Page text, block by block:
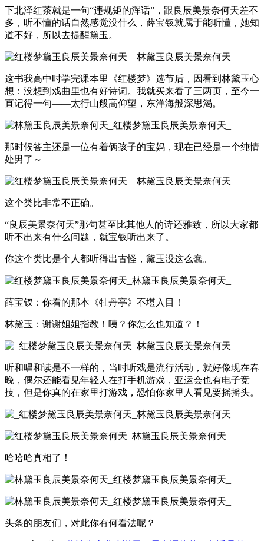
下北泽红茶就是一句“违规矩的浑话”，跟良辰美景奈何天差不
多，听不懂的话自然感觉没什么，薛宝钗就属于能听懂，她知
道不好，所以去提醒黛玉。
这书我高中时学完课本里《红楼梦》选节后，因看到林黛玉心
想：没想到戏曲里也有好诗词。我就买来看了三两页，至今一
直记得一句——太行山般高仰望，东洋海般深思渴。
那时候答主还是一位有着俩孩子的宝妈，现在已经是一个纯情
处男了～
这个类比非常不正确。
“良辰美景奈何天”那句甚至比其他人的诗还雅致，所以大家都
听不出来有什么问题，就宝钗听出来了。
你这个类比是个人都听得出古怪，黛玉没这么蠢。
薛宝钗：你看的那本《牡丹亭》不堪入目！
林黛玉：谢谢姐姐指教！咦？你怎么也知道？！
听和唱和读是不一样的，当时听戏是流行活动，就好像现在春
晚，偶尔还能看见年轻人在打手机游戏，亚运会也有电子竞
技，但是你真的在家里打游戏，恐怕你家里人看见要摇摇头。
哈哈哈真相了！
头条的朋友们，对此你有何看法呢？